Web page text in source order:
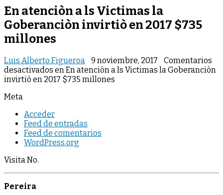
En atenciòn a ls Victimas la
Goberanciòn invirtiò en 2017 $735
millones
Luis Alberto Figueroa 9 noviembre, 2017
Comentarios
desactivados en En atenciòn a ls Victimas la Goberanciòn
invirtiò en 2017 $735 millones
Meta
Acceder
Feed de entradas
Feed de comentarios
WordPress.org
Visita No.
Pereira